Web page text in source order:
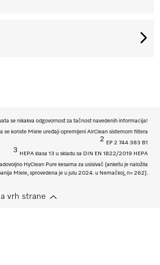
se nikakva odgovornost za tačnost navedenih informacija!
se koriste Miele uređaji opremljeni AirClean sistemom filtera
2
EP 2 744 383 B1
3
HEPA klasa 13 u skladu sa DIN EN 1822/2019 HEPA
HyClean Pure kesama za usisivač (anketu je naložila
Miele, sprovedena je u julu 2024. u Nemačkoj, n= 262).
vrh strane